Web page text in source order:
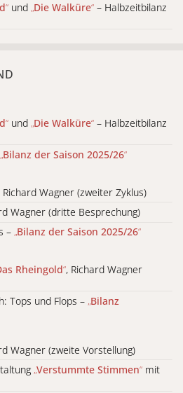
“ und „Die Walküre“ – Halbzeitbilanz
“ und „Die Walküre“ – Halbzeitbilanz
„Bilanz der Saison 2025/26“
Richard Wagner (zweiter Zyklus)
Wagner (dritte Besprechung)
– „Bilanz der Saison 2025/26“
Rheingold“, Richard Wagner
Tops und Flops – „Bilanz
Wagner (zweite Vorstellung)
„Verstummte Stimmen“ mit